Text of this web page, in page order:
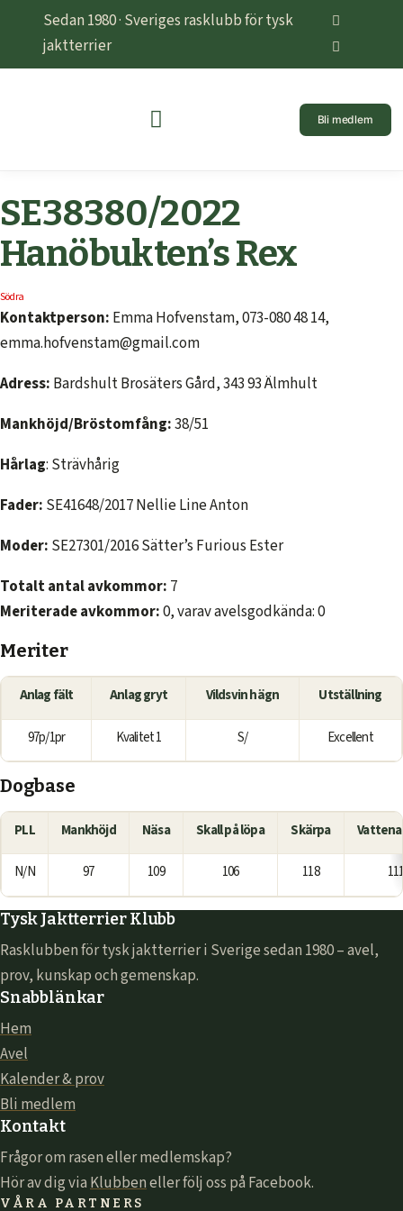
Sedan 1980 · Sveriges rasklubb för tysk
jaktterrier
Bli medlem
SE38380/2022
Hanöbukten’s Rex
Södra
Kontaktperson: Emma Hofvenstam, 073-080 48 14,
emma.hofvenstam@gmail.com
Adress: Bardshult Brosäters Gård, 343 93 Älmhult
Mankhöjd/Bröstomfång:38/51
Hårlag: Strävhårig
Fader: SE41648/2017 Nellie Line Anton
Moder: SE27301/2016 Sätter’s Furious Ester
Totalt antal avkommor: 7
Meriterade avkommor:0, varav avelsgodkända: 0
Meriter
Anlag fält Anlag gryt Vildsvin hägn Utställning
97p/1pr Kvalitet 1 S/ Excellent
Dogbase
PLL Mankhöjd Näsa Skall på löpa Skärpa
N/N 97 109 106 118
Tysk Jaktterrier Klubb
Rasklubben för tysk jaktterrier i Sverige sedan 1980 – avel,
prov, kunskap och gemenskap.
Snabblänkar
Hem
Avel
Kalender & prov
Bli medlem
Kontakt
Frågor om rasen eller medlemskap?
Hör av dig viaKlubbeneller följ oss på Facebook.
VÅRA PARTNERS